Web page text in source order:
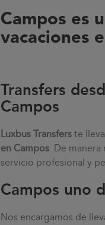
Campos es
vacaciones
Transfers
Campos
Luxbus Transferste lleva
en Campos. De manera
servicio profesional y
Campos uno
Nos encargamos de